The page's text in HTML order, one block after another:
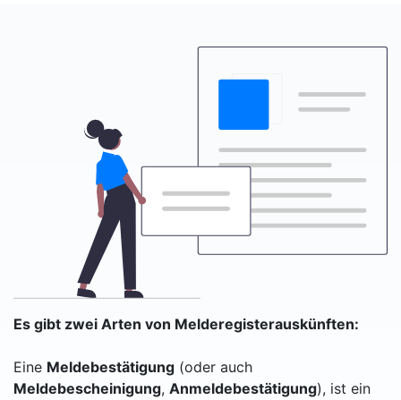
Es gibt zwei Arten von Melderegisterauskünften:
Eine Meldebestätigung (oder auch
Meldebescheinigung, Anmeldebestätigung), ist ein